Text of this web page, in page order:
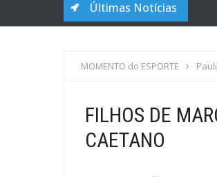
Últimas Notícias
MOMENTO do ESPORTE
FILHOS DE
CAETANO